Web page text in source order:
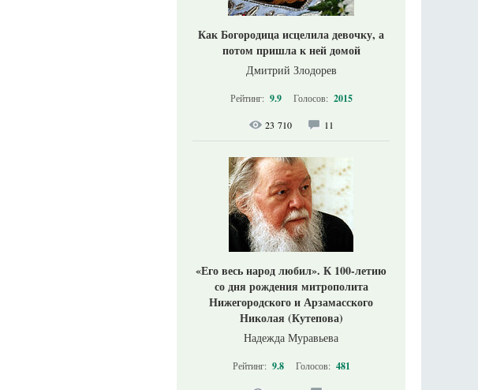
Как Богородица исцелила девочку, а
потом пришла к ней домой
Дмитрий Злодорев
Рейтинг: 9.9 Голосов: 2015
23 710 11
«Его весь народ любил». К 100-летию
со дня рождения митрополита
Нижегородского и Арзамасского
Николая (Кутепова)
Надежда Муравьева
Рейтинг: 9.8 Голосов: 481